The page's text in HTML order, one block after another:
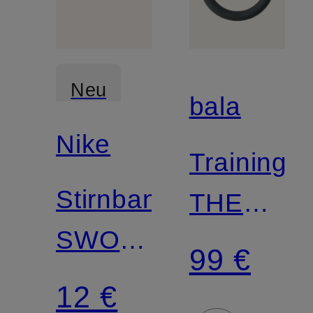
Neu
Nike
Stirnband
SWOOSH
CLASSIC
12 €
bala
THE
POWER
RING
99 €